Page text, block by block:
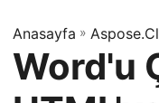
m
e
Anasayfa »
Word'u